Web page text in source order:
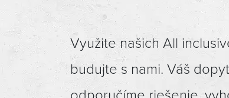
Využite našich All
budujte s nami. Váš